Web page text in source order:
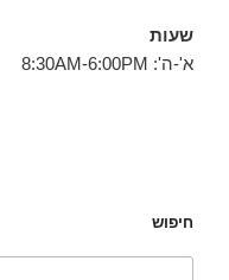
שעות
א'-ה': 8:30AM-6:00PM
חיפוש